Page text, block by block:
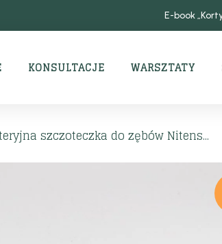
E-book
KONSULTACJE WARSZTATY
szczoteczka do zębów Nitens...